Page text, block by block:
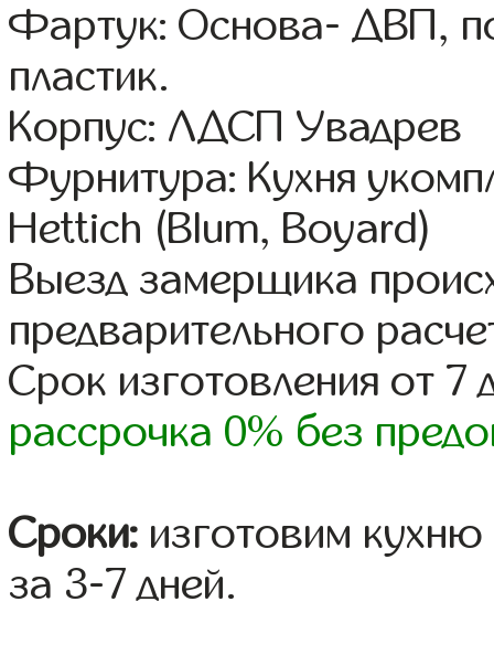
Фартук: Основа- ДВП,
пластик.
Корпус: ЛДСП Увадрев
Фурнитура: Кухня
Hettich (Blum, Boyard)
Выезд замерщика
предварительного
Срок изготовления от 7
рассрочка 0% без
Сроки: изготовим
за 3-7 дней.